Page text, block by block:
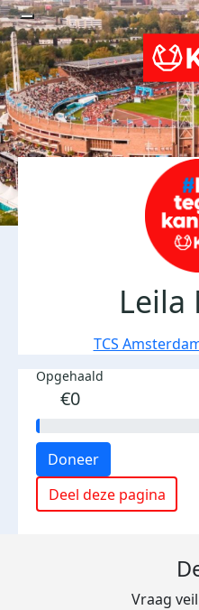
Leila
TCS
Opgehaald
€0
Doneer
Deel deze pagina
Vraag